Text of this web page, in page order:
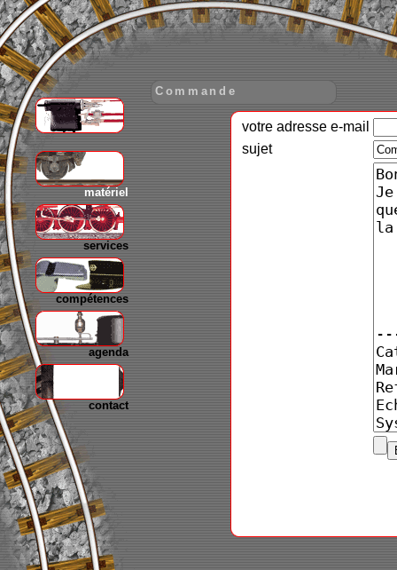
matériel
services
compétences
agenda
contact
Commande
votre adresse e-mail
sujet